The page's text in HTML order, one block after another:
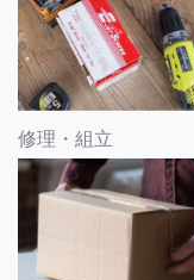
修理・組立